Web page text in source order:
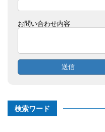
お問い合わせ内容
検索ワード